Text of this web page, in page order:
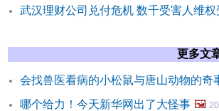
武汉理财公司兑付危机 数千受害人维权
更多文
会找兽医看病的小松鼠与唐山动物的奇
哪个给力！今天新华网出了大怪事 🖼️